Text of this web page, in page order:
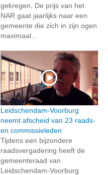
gekregen. De prijs van het
NAR gaat jaarlijks naar een
gemeente die zich in zijn ogen
maximaal...
Leidschendam-Voorburg
neemt afscheid van 23 raads-
en commissieleden
Tijdens een bijzondere
raadsvergadering heeft de
gemeenteraad van
Leidschendam-Voorburg